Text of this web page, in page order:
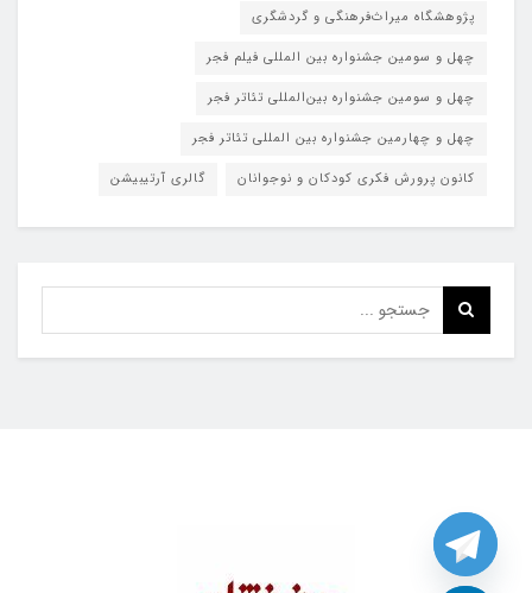
پژوهشگاه میراث‌فرهنگی و گردشگری
چهل و سومین جشنواره بین المللی فیلم فجر
چهل و سومین جشنواره بین‌المللی تئاتر فجر
چهل و چهارمین جشنواره بین المللی تئاتر فجر
کانون پرورش فکری کودکان و نوجوانان
گالری آرتیبیشن